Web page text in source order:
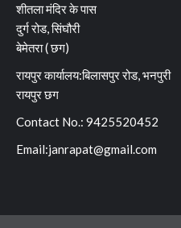
शीतला मंदिर के पास
दुर्ग रोड, सिंघौरी
बेमेतरा ( छग)
रायपुर कार्यालय:बिलासपुर रोड, भनपुरी
रायपुर छग
Contact No.: 9425520452
Email:janrapat@gmail.com